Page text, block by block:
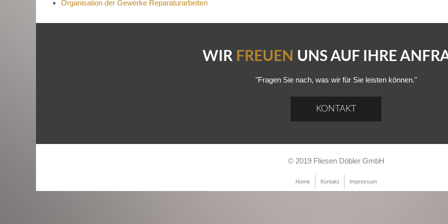
Organisation der Gewerke Reparaturarbeiten
WIR FREUEN UNS AUF IHRE
"Fragen Sie nach, was wir für Sie leisten können."
KONTAKT
© 2019 Fliesen Döbler GmbH
Home Kontakt Impressum